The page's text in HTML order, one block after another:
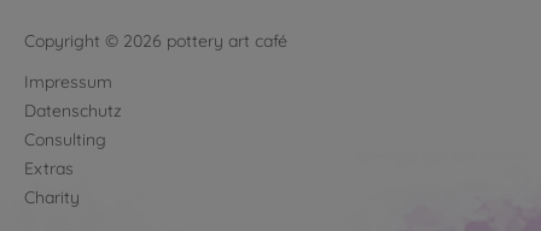
Copyright © 2026 pottery art café
Impressum
Datenschutz
Consulting
Extras
Charity